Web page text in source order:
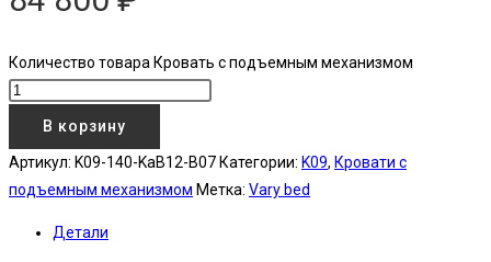
Количество товара Кровать с подъемным механизмом
В корзину
Артикул: K09-140-KaB12-B07 Категории: K09, Кровати с
подъемным механизмом Метка: Vary bed
Детали